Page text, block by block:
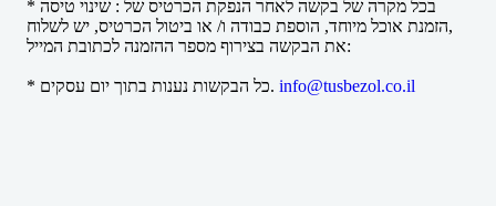
* בכל מקרה של בקשה לאחר הנפקת הכרטיס של : שינוי טיסה
,הזמנת אוכל מיוחד, הוספת כבודה ו/ או ביטול הכרטיס, יש לשלוח
את הבקשה בצירוף מספר ההזמנה לכתובת המייל:
* כל הבקשות נענות בתוך יום עסקים. info@tusbezol.co.il